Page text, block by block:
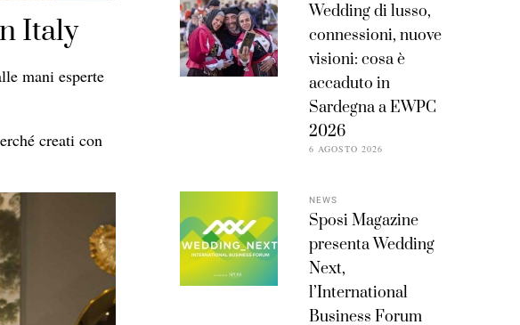
Italy
mani esperte
creati con
Wedding di lusso,
connessioni, nuove
visioni: cosa è
accaduto in
Sardegna a EWPC
2026
6 AGOSTO 2026
NEWS
Sposi Magazine
presenta Wedding
Next,
l’International
Business Forum